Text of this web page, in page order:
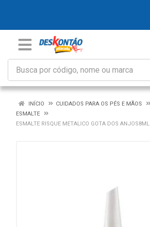
INÍCIO
CUIDADOS PARA OS PÉS E MÃOS
ESMALTE
ESMALTE RISQUE METALICO GOTA DOS ANJOS8ML